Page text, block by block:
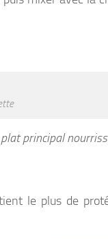
principal
le plus de